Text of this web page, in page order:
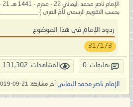
بحسب التقويم الرسمي لأمّ القرى ) _____________
ردود الإمام في هذا الموضوع
317173
تعليقات: 0 المشاهدات: 131,302
الإمام ناصر محمد اليماني آخر مشاركة: 21-09-2019,